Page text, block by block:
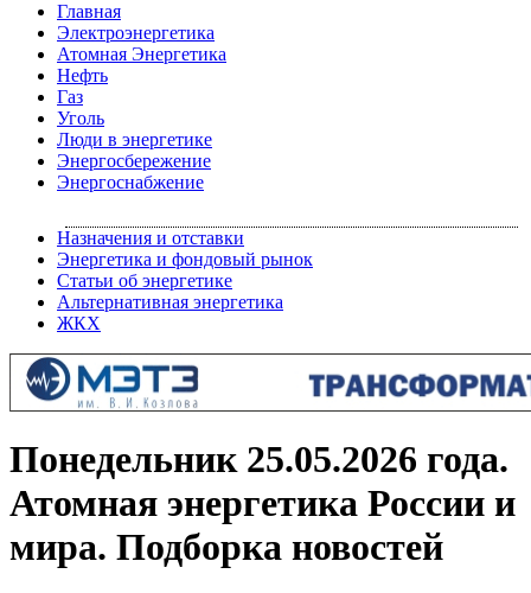
Главная
Электроэнергетика
Атомная Энергетика
Нефть
Газ
Уголь
Люди в энергетике
Энергосбережение
Энергоснабжение
Назначения и отставки
Энергетика и фондовый рынок
Статьи об энергетике
Альтернативная энергетика
ЖКХ
Понедельник 25.05.2026 года.
Атомная энергетика России и
мира. Подборка новостей